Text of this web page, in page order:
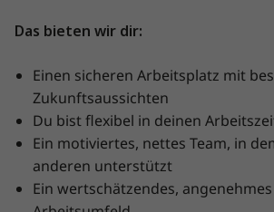
Das bieten wir dir:
Einen sicheren Arbeitsplatz mit
Zukunftsaussichten
Du bist flexibel in deinen
Ein motiviertes, nettes Team, in
anderen unterstützt
Ein wertschätzendes,